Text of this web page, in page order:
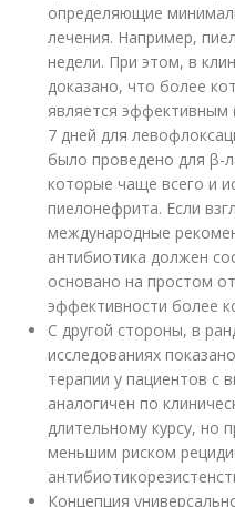
определяющие
лечения. Например,
недели. При этом, в
доказано, что более
является эффективным
7 дней для
было проведено для β-
которые чаще всего и
пиелонефрита. Если
международные
антибиотика должен
основано на простом
эффективности более
С другой стороны, в
исследованиях
терапии у пациентов с
аналогичен по
длительному курсу, но
меньшим риском
Концепция